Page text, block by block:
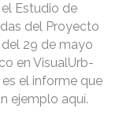
Estudio de
del Proyecto
29 de mayo
en VisualUrb-
el informe que
ejemplo aquí.